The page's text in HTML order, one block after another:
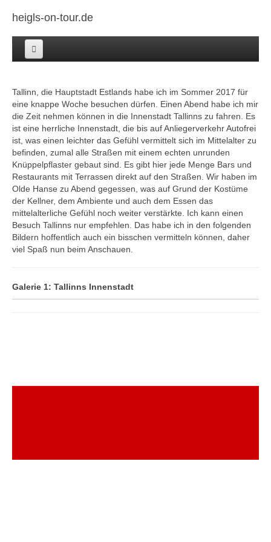
heigls-on-tour.de
Afrika
Asien
Australien+Neuseeland
Europa
Mittel Amerika
Nord Amerika
Impressum
Tallinn, die Hauptstadt Estlands habe ich im Sommer 2017 für
eine knappe Woche besuchen dürfen. Einen Abend habe ich mir
die Zeit nehmen können in die Innenstadt Tallinns zu fahren. Es
ist eine herrliche Innenstadt, die bis auf Anliegerverkehr Autofrei
ist, was einen leichter das Gefühl vermittelt sich im Mittelalter zu
befinden, zumal alle Straßen mit einem echten unrunden
Knüppelpflaster gebaut sind. Es gibt hier jede Menge Bars und
Restaurants mit Terrassen direkt auf den Straßen. Wir haben im
Olde Hanse zu Abend gegessen, was auf Grund der Kostüme
der Kellner, dem Ambiente und auch dem Essen das
mittelalterliche Gefühl noch weiter verstärkte. Ich kann einen
Besuch Tallinns nur empfehlen. Das habe ich in den folgenden
Bildern hoffentlich auch ein bisschen vermitteln können, daher
viel Spaß nun beim Anschauen.
Galerie 1: Tallinns Innenstadt